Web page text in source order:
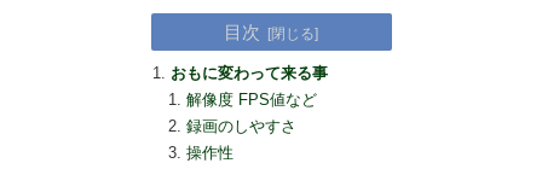
目次
おもに変わって来る事
解像度 FPS値など
録画のしやすさ
操作性